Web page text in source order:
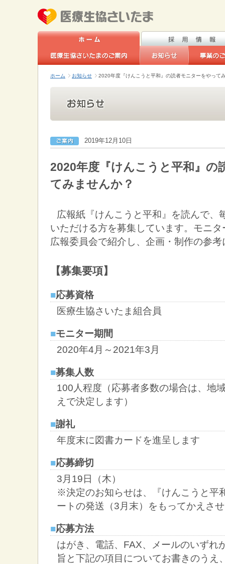
ホーム お知らせ 2020年度『けんこうと平和』の読者モニターをやって
2019年12月10日
2020年度『けんこうと平和』の
てみませんか？
広報紙『けんこうと平和』を読んで、
いただける方を募集しています。モニ
広報委員会で紹介し、企画・制作の参
【募集要項】
■応募資格
医療生協さいたま組合員
■モニター期間
2020年4月～2021年3月
■募集人数
100人程度（応募者多数の場合は、地
えで決定します）
■謝礼
年度末に図書カードを進呈します
■応募締切
3月19日（木）
※決定のお知らせは、『けんこうと平
ートの発送（3月末）をもってかえさ
■応募方法
はがき、電話、FAX、メールのいずれ
旨と下記の項目についてお書きのうえ